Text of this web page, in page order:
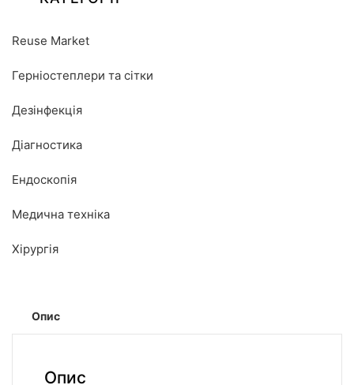
Reuse Market
Герніостеплери та сітки
Дезінфекція
Діагностика
Ендоскопія
Медична техніка
Хірургія
Опис
Опис